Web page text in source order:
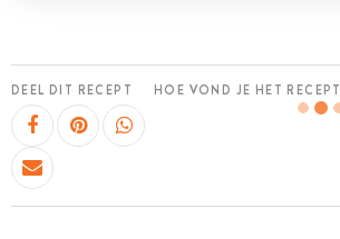
DEEL DIT RECEPT HOE VOND JE HET